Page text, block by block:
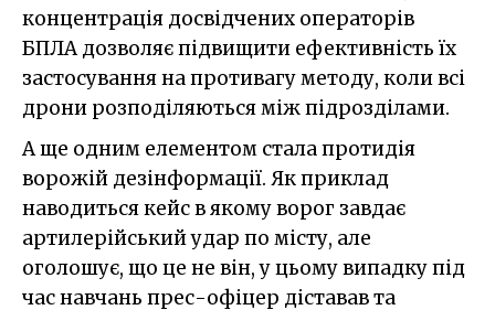
концентрація досвідчених операторів
БПЛА дозволяє підвищити ефективність їх
застосування на противагу методу, коли всі
дрони розподіляються між підрозділами.
А ще одним елементом стала протидія
ворожій дезінформації. Як приклад
наводиться кейс в якому ворог завдає
артилерійський удар по місту, але
оголошує, що це не він, у цьому випадку під
час навчань прес-офіцер діставав та